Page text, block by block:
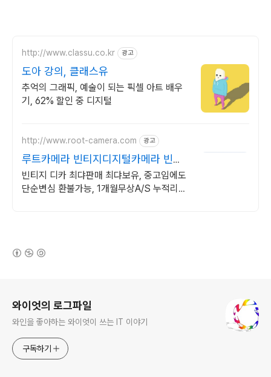
http://www.classu.co.kr 광고
도아 강의, 클래스유
추억의 그래픽, 예술이 되는 픽셀 아트 배우
기, 62% 할인 중 디지털
http://www.root-camera.com 광고
루트카메라 빈티지디지털카메라 빈티
지 디카 디지털카메라
빈티지 디카 최댜판매 최댜보유, 중고임에도
단순변심 환불가능, 1개월무상A/S 누적리뷰
와이엇의 로그파일
와인을 좋아하는 와이엇이 쓰는 IT 이야기
구독하기